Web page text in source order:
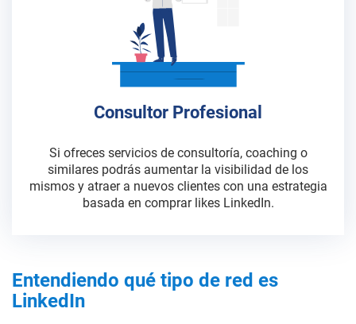
Consultor Profesional
Si ofreces servicios de consultoría, coaching o
similares podrás aumentar la visibilidad de los
mismos y atraer a nuevos clientes con una estrategia
basada en comprar likes LinkedIn.
Entendiendo qué tipo de red es
LinkedIn